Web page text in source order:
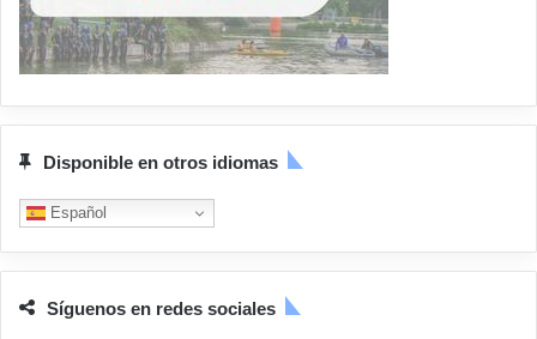
Disponible en otros idiomas
Español
Síguenos en redes sociales